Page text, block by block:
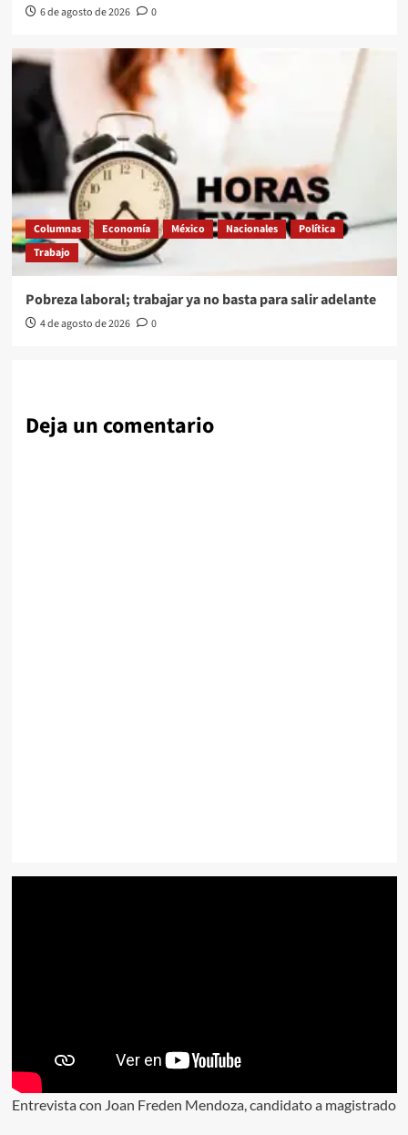
6 de agosto de 2026 0
Columnas Economía México Nacionales
Política
Trabajo
Pobreza laboral; trabajar ya no basta para salir adelante
4 de agosto de 2026 0
Deja un comentario
Entrevista con Joan Freden Mendoza, candidato a magistrado